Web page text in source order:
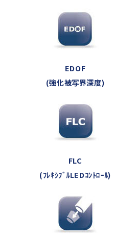
EDOF
(強化被写界深度)
FLC
(ﾌﾚｷｼﾌﾞﾙLEDｺﾝﾄﾛｰﾙ)